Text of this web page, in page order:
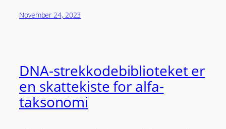
November 24, 2023
DNA-strekkodebiblioteket er
en skattekiste for alfa-
taksonomi